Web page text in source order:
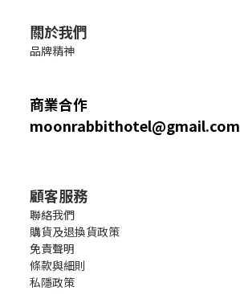
關於我們
品牌精神
商業合作
moonrabbithotel@gmail.com
顧客服務
聯絡我們
購貨及退換貨政策
免責聲明
條款與細則
私隱政策